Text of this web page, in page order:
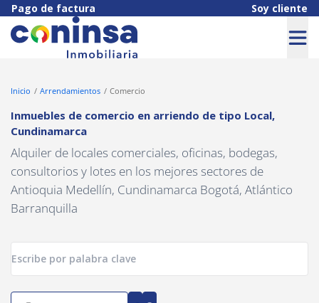
Pago de factura Soy cliente
Inicio Arrendamientos Comercio
Inmuebles de comercio en arriendo de tipo Local,
Cundinamarca
Alquiler de locales comerciales, oficinas, bodegas,
consultorios y lotes en los mejores sectores de
Antioquia Medellín, Cundinamarca Bogotá, Atlántico
Barranquilla
Navigated to Inmuebles de comercio en arriendo de tipo Local,